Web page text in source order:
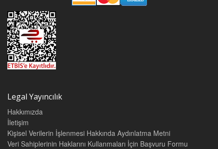
Legal Yayıncılık
Hakkımızda
İletişim
Kişisel Verilerin İşlenmesi Hakkında Aydınlatma Metni
Veri Sahiplerinin Haklarını Kullanmaları İçin Başvuru Formu